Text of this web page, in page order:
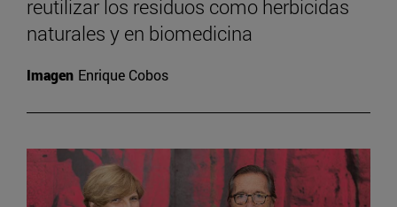
reutilizar los residuos como herbicidas
naturales y en biomedicina
Imagen Enrique Cobos